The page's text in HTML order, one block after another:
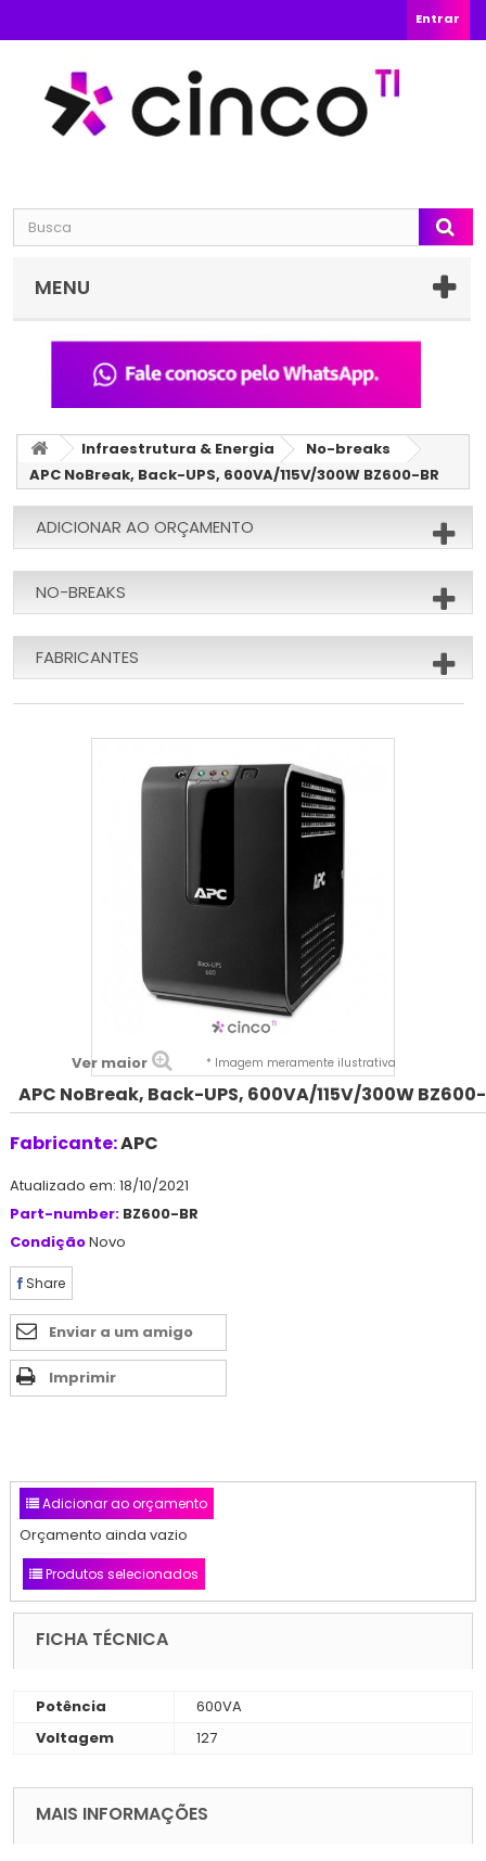
Entrar
MENU
Infraestrutura & Energia
No-breaks
APC NoBreak, Back-UPS, 600VA/115V/300W BZ600-BR
ADICIONAR AO ORÇAMENTO
NO-BREAKS
FABRICANTES
Ver maior * Imagem meramente ilustrativa
APC NoBreak, Back-UPS, 600VA/115V/300W
Fabricante:APC
Atualizado em: 18/10/2021
Part-number: BZ600-BR
CondiçãoNovo
Share
Enviar a um amigo
Imprimir
Adicionar ao orçamento
Orçamento ainda vazio
Produtos selecionados
FICHA TÉCNICA
Potência
600VA
Voltagem
127
MAIS INFORMAÇÕES